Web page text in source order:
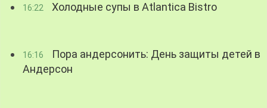
16:22 Холодные супы в Atlantica Bistro
16:16
Пора андерсонить: День защиты детей в
Андерсон